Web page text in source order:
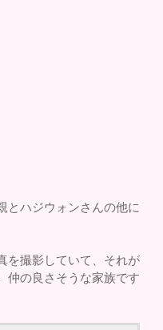
とハジウォンさんの他に
を撮影していて、それが
仲の良さそうな家族です